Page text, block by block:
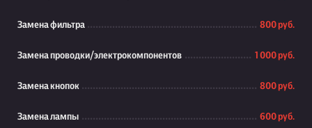
Замена фильтра 800 руб.
Замена проводки/электрокомпонентов 1 000 руб.
Замена кнопок 800 руб.
Замена лампы 600 руб.